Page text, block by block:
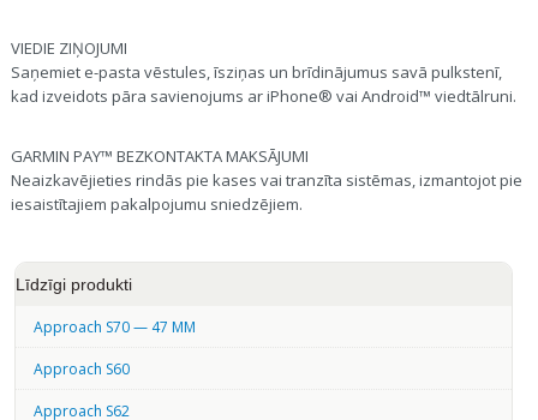
VIEDIE ZIŅOJUMI
Saņemiet e-pasta vēstules, īsziņas un brīdinājumus savā pulkstenī,
kad izveidots pāra savienojums ar iPhone® vai Android™ viedtālruni.
GARMIN PAY™ BEZKONTAKTA MAKSĀJUMI
Neaizkavējieties rindās pie kases vai tranzīta sistēmas, izmantojot pie
iesaistītajiem pakalpojumu sniedzējiem.
Līdzīgi produkti
Approach S70 — 47 MM
Approach S60
Approach S62